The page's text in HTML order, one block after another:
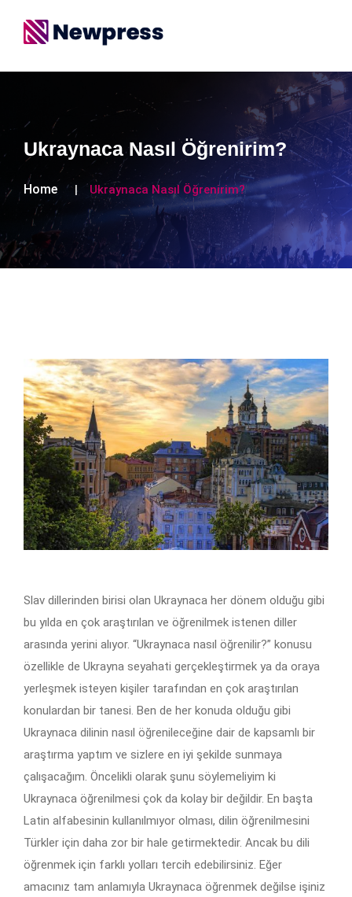
Ukraynaca Nasıl Öğrenirim?
Home Ukraynaca Nasıl Öğrenirim?
Slav dillerinden birisi olan Ukraynaca her dönem olduğu gibi
bu yılda en çok araştırılan ve öğrenilmek istenen diller
arasında yerini alıyor. “Ukraynaca nasıl öğrenilir?” konusu
özellikle de Ukrayna seyahati gerçekleştirmek ya da oraya
yerleşmek isteyen kişiler tarafından en çok araştırılan
konulardan bir tanesi. Ben de her konuda olduğu gibi
Ukraynaca dilinin nasıl öğrenileceğine dair de kapsamlı bir
araştırma yaptım ve sizlere en iyi şekilde sunmaya
çalışacağım. Öncelikli olarak şunu söylemeliyim ki
Ukraynaca öğrenilmesi çok da kolay bir değildir. En başta
Latin alfabesinin kullanılmıyor olması, dilin öğrenilmesini
Türkler için daha zor bir hale getirmektedir. Ancak bu dili
öğrenmek için farklı yolları tercih edebilirsiniz. Eğer
amacınız tam anlamıyla Ukraynaca öğrenmek değilse işiniz